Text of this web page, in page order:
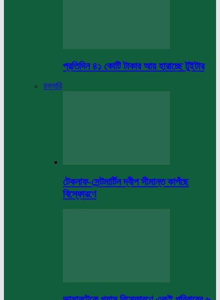
প্রতিদিন ৪১ কোটি টাকার আয় হারাচ্ছে টুইটার
রকমারি
টেকনাফ-সেন্টমার্টিন দ্বীপ সীমান্ত কাপঁছে
বিস্ফোরণে